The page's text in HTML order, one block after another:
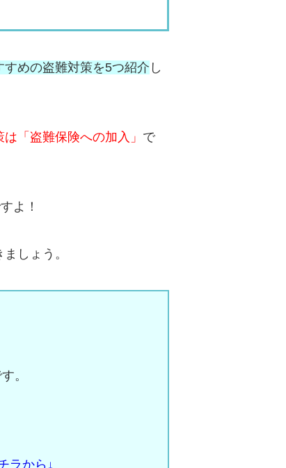
めの盗難対策を5つ紹介 し
「盗難保険への加入」 で
よ！
しょう。
。
ラから↓